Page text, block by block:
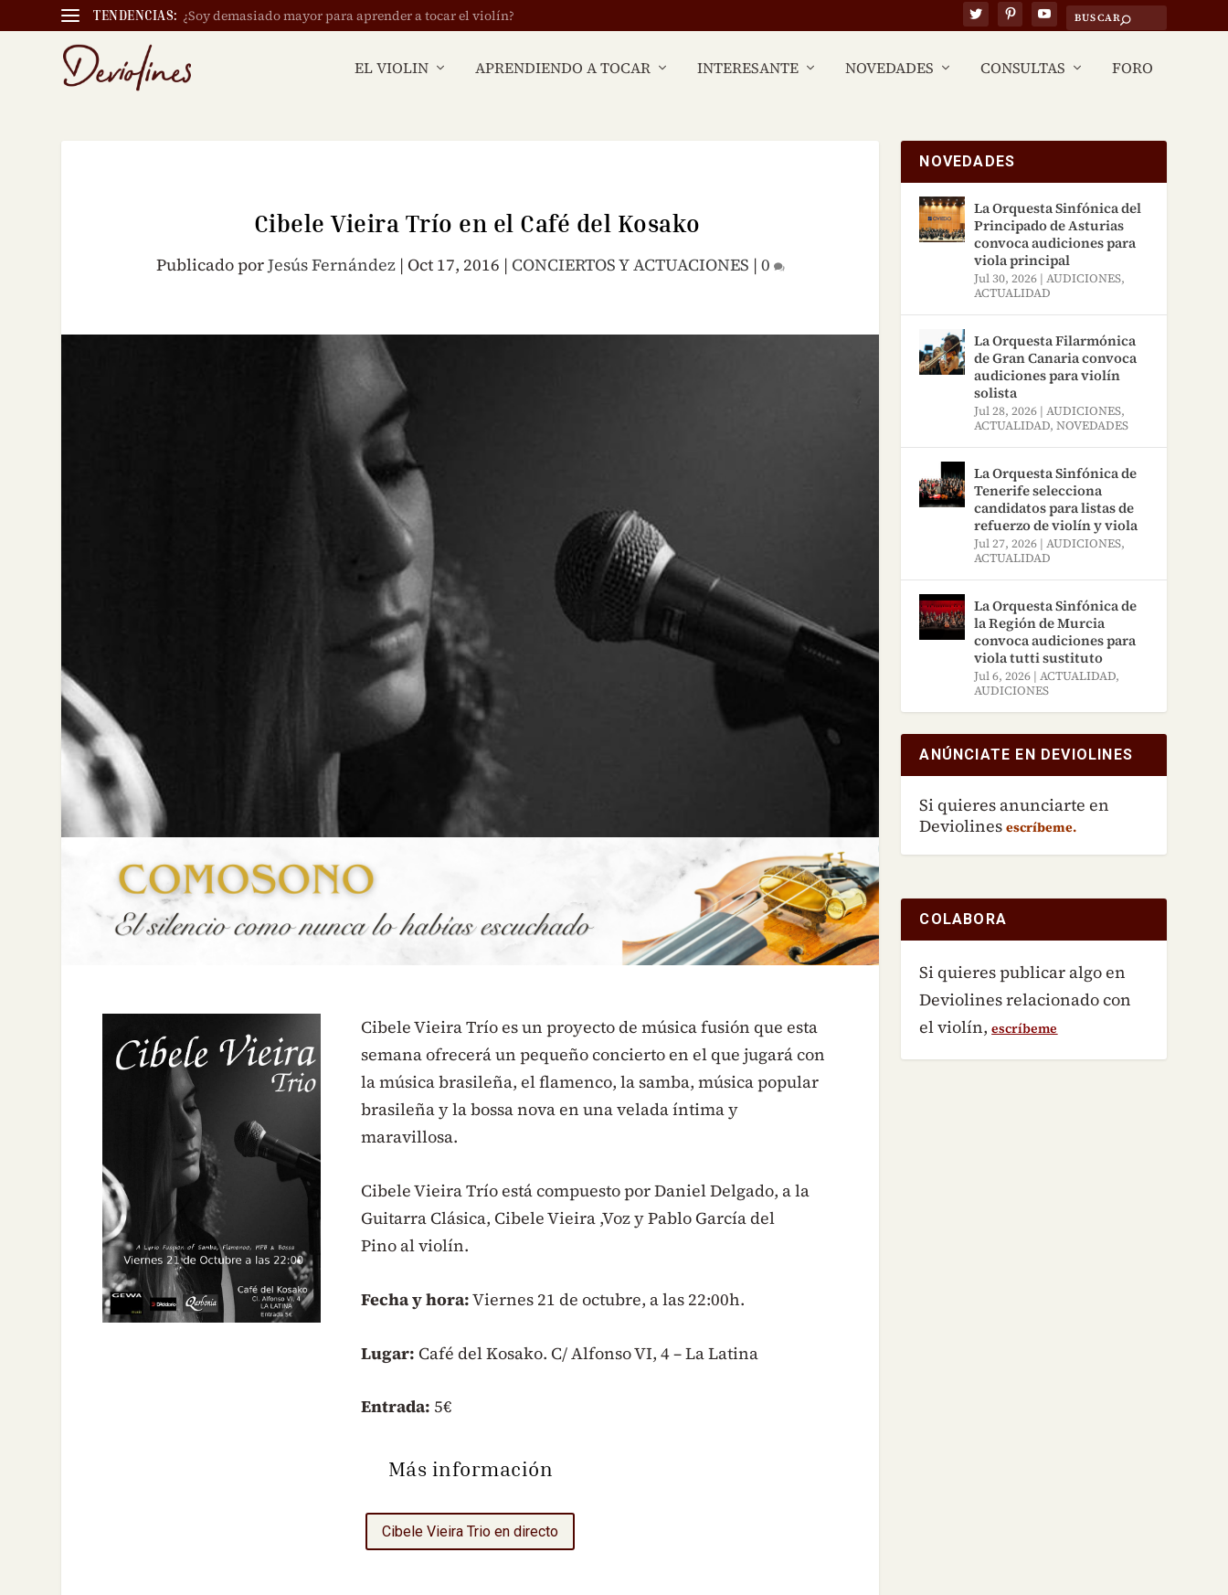
TENDENCIAS: ¿Soy demasiado mayor para aprender a tocar el violín?
EL VIOLIN APRENDIENDO A TOCAR INTERESANTE NOVEDADES CONSULTAS FORO
Cibele Vieira Trío en el Café del Kosako
Publicado porJesús Fernández| Oct 17, 2016 | CONCIERTOS Y ACTUACIONES | 0
Cibele Vieira Trío es un proyecto de música fusión que esta
semana ofrecerá un pequeño concierto en el que jugará con
la música brasileña, el flamenco, la samba, música popular
brasileña y la bossa nova en una velada íntima y
maravillosa.
Cibele Vieira Trío está compuesto por Daniel Delgado, a la
Guitarra Clásica, Cibele Vieira ,Voz y Pablo García del
Pino al violín.
Fecha y hora:Viernes 21 de octubre, a las 22:00h.
Lugar: Café del Kosako. C/ Alfonso VI, 4 – La Latina
Entrada: 5€
Más información
Cibele Vieira Trio en directo
NOVEDADES
La Orquesta Sinfónica del
Principado de Asturias
convoca audiciones para
viola principal
Jul 30, 2026 |AUDICIONES,
ACTUALIDAD
La Orquesta Filarmónica
de Gran Canaria convoca
audiciones para violín
solista
Jul 28, 2026 |AUDICIONES,
ACTUALIDAD,NOVEDADES
La Orquesta Sinfónica de
Tenerife selecciona
candidatos para listas de
refuerzo de violín y viola
Jul 27, 2026 |AUDICIONES,
ACTUALIDAD
La Orquesta Sinfónica de
la Región de Murcia
convoca audiciones para
viola tutti sustituto
Jul 6, 2026 |ACTUALIDAD,
AUDICIONES
ANÚNCIATE EN DEVIOLINES
Si quieres anunciarte en
Deviolinesescríbeme.
COLABORA
Si quieres publicar algo en
Deviolines relacionado con
el violín,escríbeme